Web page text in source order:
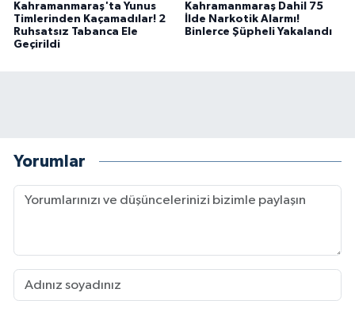
Kahramanmaraş'ta Yunus
Timlerinden Kaçamadılar! 2
Ruhsatsız Tabanca Ele
Geçirildi
Kahramanmaraş Dahil 75
İlde Narkotik Alarmı!
Binlerce Şüpheli Yakalandı
Yorumlar